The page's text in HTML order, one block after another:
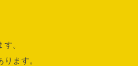
。
ます。